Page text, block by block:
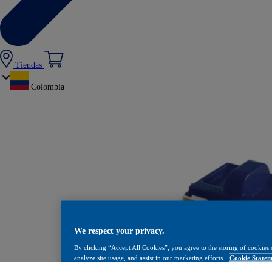
Tiendas
Colombia
We respect your privacy.
By clicking “Accept All Cookies”, you agree to the storing of
analyze site usage, and assist in our marketing efforts.
Cookie